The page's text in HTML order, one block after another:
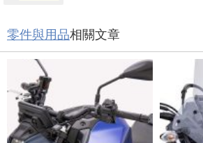
零件與用品相關文章